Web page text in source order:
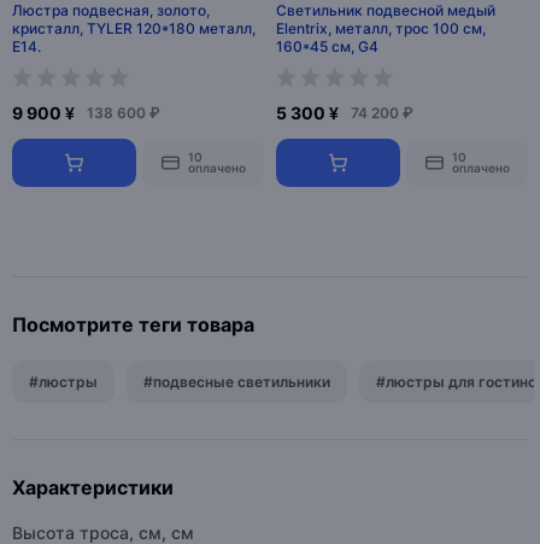
Люстра подвесная, золото,
кристалл, TYLER 120*180 металл,
E14.
9 900 ¥ 138 600 ₽
10
оплачено
Светильник подвесной медый
Elentrix, металл, трос 100 см,
160*45 см, G4
5 300 ¥ 74 200 ₽
10
оплачено
Посмотрите теги товара
#люстры #подвесные светильники #люстры для
Характеристики
Высота троса, см, см